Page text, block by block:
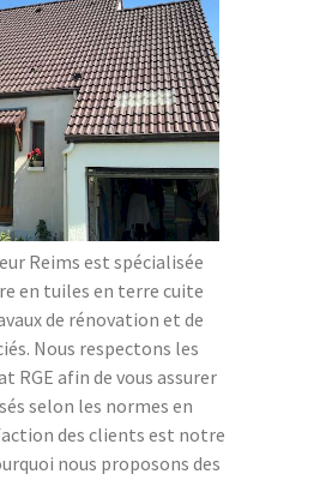
Reims est spécialisée
en tuiles en terre cuite
de rénovation et de
Nous respectons les
RGE afin de vous assurer
selon les normes en
des clients est notre
nous proposons des